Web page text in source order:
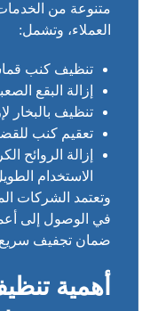
متنوعة من
العملاء، وتشمل:
تنظيف كنب
إزالة البقع
تنظيف بالبخار
تعقيم كنب
إزالة الروائح
الاستخدام
وتعتمد الشركات
في الوصول إلى
ضمان تجفيف
أهمية